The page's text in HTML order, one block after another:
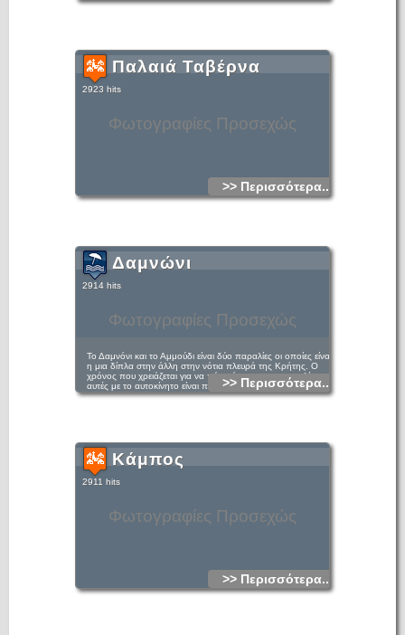
Φωτογραφίες Προσεχώς
Παλαιά Ταβέρνα
2923 hits
>> Περισσότερα...
Φωτογραφίες Προσεχώς
Δαμνώνι
2914 hits
Το Δαμνόνι και το Αμμούδι είναι δύο παραλίες οι οποίες είναι
η μια δίπλα στην άλλη στην νότια πλευρά της Κρήτης. Ο
χρόνος που χρειάζεται για να πάει κάποιος στις παραλίες
αυτές με το αυτοκίνητο είναι περίπου 30 λεπτά. Το Δαμνόνι
είναι πιο μεγάλη παραλία σε μέγεθος και είναι πιο
Επίσης προσφέρεται και για γυμνισμό αφού θεωρείται πλέον
γνωστή στους γυμνιστές του νησιού αλλά και τους
επισκέπτες. Και οι δύο παραλίες είναι από ψιλό βότσαλο και
είναι γνωστές για τα καθαρά και παγωμένα νερά τους.
>> Περισσότερα...
Φωτογραφίες Προσεχώς
Κάμπος
2911 hits
>> Περισσότερα...